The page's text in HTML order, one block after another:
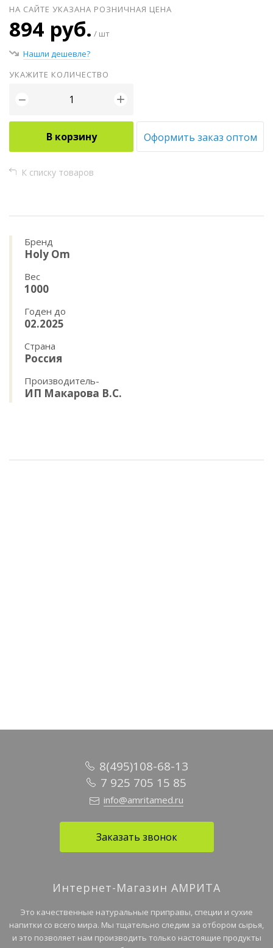
НА САЙТЕ УКАЗАНА РОЗНИЧНАЯ ЦЕНА
894 руб. / шт
Нашли дешевле?
УКАЖИТЕ КОЛИЧЕСТВО
− +
В корзину Оформить заказ оптом
К списку товаров
Бренд
Holy Om
Вес
1000
Годен до
02.2025
Страна
Россия
Производитель-
ИП Макарова В.С.
8(495)108-68-13
7 925 705 15 85
info@amritamed.ru
Заказать звонок
Интернет-Магазин АМРИТА
Это качественные натуральные приправы, специи и сухие
напитки со всего мира. Мы тщательно следим за отбором сырья,
и это позволяет нам производить только настоящие продукты